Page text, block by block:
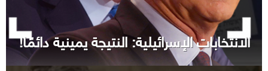
الانتخابات الإسرائيلية: النتيجة يمينية دائمًا!